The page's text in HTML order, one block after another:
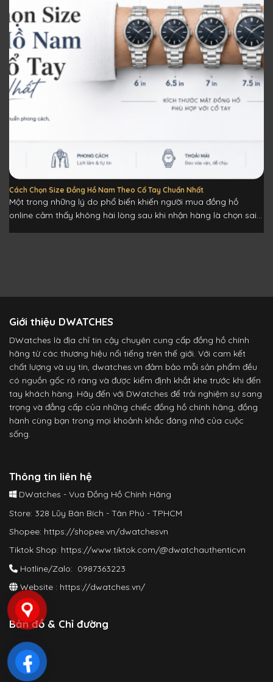
Cách Chọn Size Đồng Hồ Nam Theo Cổ Tay Chuẩn Nhất
Một trong những lý do phổ biến khiến người mua đồng hồ
online cảm thấy không hài lòng sau khi nhận hàng là chọn sai...
Giới thiệu DWATCHES
DWatches là địa chỉ tin cậy chuyên cung cấp đồng hồ chính
hãng từ các thương hiệu nổi tiếng trên thế giới. Với cam kết
chất lượng và uy tín, dwatches.vn đảm bảo mỗi sản phẩm đều
có nguồn gốc rõ ràng và được kiểm định khắt khe trước khi đến
tay khách hàng. Hãy đến với DWatches để trải nghiệm sự sang
trọng và đẳng cấp của những chiếc đồng hồ chính hãng, đồng
hành cùng bạn trong mọi khoảnh khắc đáng nhớ của cuộc
sống.
Thông tin liên hệ
DWatches - Vua Đồng Hồ Chính Hãng
Store: 328 Lũy Bán Bích - Tân Phú - TPHCM
Shopee: https://shopee.vn/dwatchesvn
Tiktok Shop: https://www.tiktok.com/@dwatchauthenticvn
Hotline/Zalo: 0987363223
Website : https://dwatches.vn/
Bản đồ & Chỉ đường